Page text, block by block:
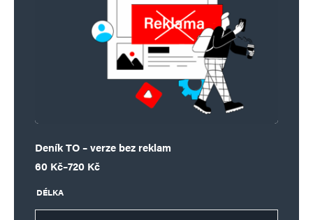
Deník TO – verze bez reklam
60 Kč–720 Kč
Rozpětí cen: 60 Kč až 720 Kč
DÉLKA